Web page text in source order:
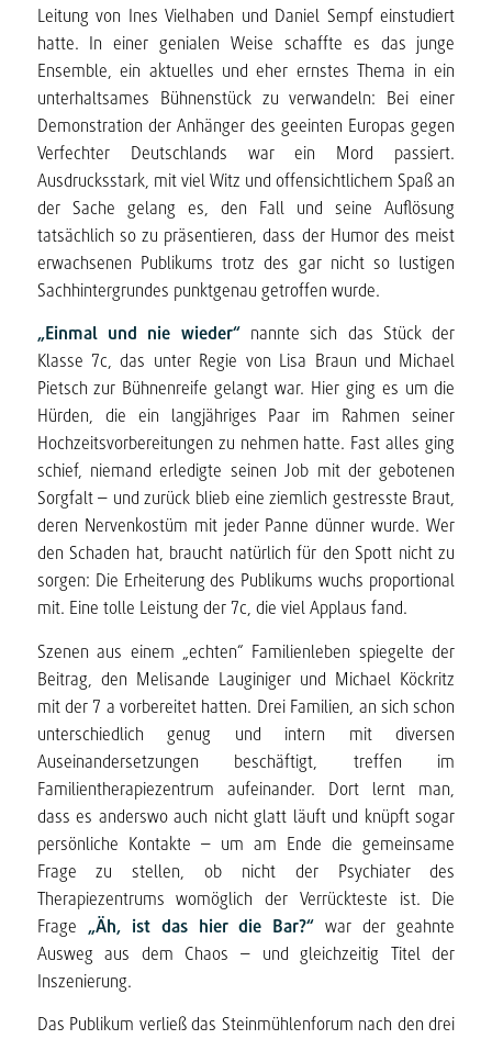
Leitung von Ines Vielhaben und Daniel Sempf einstudiert
hatte. In einer genialen Weise schaffte es das junge
Ensemble, ein aktuelles und eher ernstes Thema in ein
unterhaltsames Bühnenstück zu verwandeln: Bei einer
Demonstration der Anhänger des geeinten Europas gegen
Verfechter Deutschlands war ein Mord passiert.
Ausdrucksstark, mit viel Witz und offensichtlichem Spaß an
der Sache gelang es, den Fall und seine Auflösung
tatsächlich so zu präsentieren, dass der Humor des meist
erwachsenen Publikums trotz des gar nicht so lustigen
Sachhintergrundes punktgenau getroffen wurde.
„Einmal und nie wieder“nannte sich das Stück der
Klasse 7c, das unter Regie von Lisa Braun und Michael
Pietsch zur Bühnenreife gelangt war. Hier ging es um die
Hürden, die ein langjähriges Paar im Rahmen seiner
Hochzeitsvorbereitungen zu nehmen hatte. Fast alles ging
schief, niemand erledigte seinen Job mit der gebotenen
Sorgfalt – und zurück blieb eine ziemlich gestresste Braut,
deren Nervenkostüm mit jeder Panne dünner wurde. Wer
den Schaden hat, braucht natürlich für den Spott nicht zu
sorgen: Die Erheiterung des Publikums wuchs proportional
mit. Eine tolle Leistung der 7c, die viel Applaus fand.
Szenen aus einem „echten“ Familienleben spiegelte der
Beitrag, den Melisande Lauginiger und Michael Köckritz
mit der 7 a vorbereitet hatten. Drei Familien, an sich schon
unterschiedlich genug und intern mit diversen
Auseinandersetzungen beschäftigt, treffen im
Familientherapiezentrum aufeinander. Dort lernt man,
dass es anderswo auch nicht glatt läuft und knüpft sogar
persönliche Kontakte – um am Ende die gemeinsame
Frage zu stellen, ob nicht der Psychiater des
Therapiezentrums womöglich der Verrückteste ist. Die
Frage „Äh, ist das hier die Bar?“war der geahnte
Ausweg aus dem Chaos – und gleichzeitig Titel der
Inszenierung.
Das Publikum verließ das Steinmühlenforum nach den drei